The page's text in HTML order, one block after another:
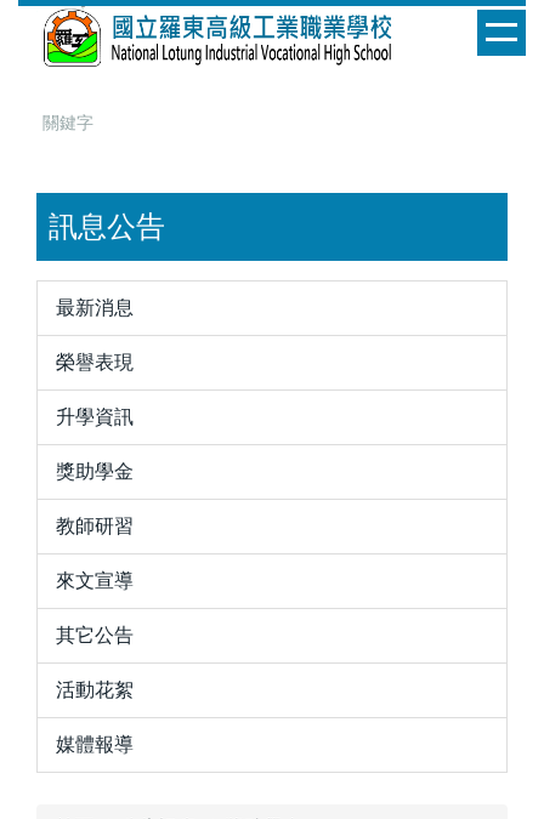
訊息公告
最新消息
榮譽表現
升學資訊
獎助學金
教師研習
來文宣導
其它公告
活動花絮
媒體報導